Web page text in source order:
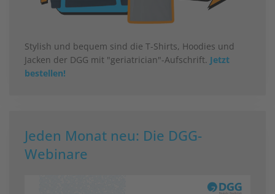
Stylish und bequem sind die T-Shirts, Hoodies und
Jacken der DGG mit "geriatrician"-Aufschrift. Jetzt
bestellen!
Jeden Monat neu: Die DGG-
Webinare